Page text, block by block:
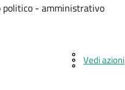
politico - amministrativo
Vedi azioni